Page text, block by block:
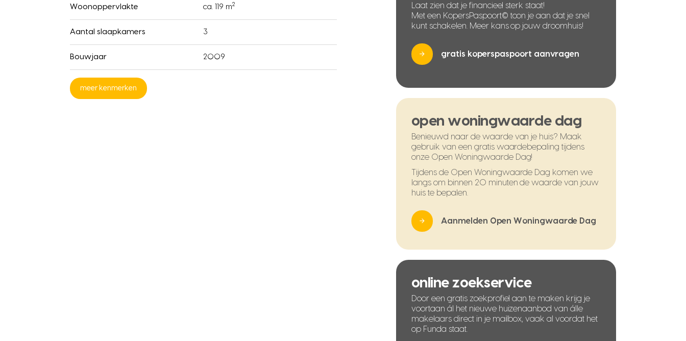
Woonoppervlakte ca. 119 m2
Aantal slaapkamers 3
Bouwjaar 2009
meer kenmerken
Laat zien dat je financieel sterk staat!
Met een KopersPaspoort© toon je aan dat je snel
kunt schakelen. Meer kans op jouw droomhuis!
gratis koperspaspoort aanvragen
open woningwaarde dag
Benieuwd naar de waarde van je huis? Maak
gebruik van een gratis waardebepaling tijdens
onze Open Woningwaarde Dag!
Tijdens de Open Woningwaarde Dag komen we
langs om binnen 20 minuten de waarde van jouw
huis te bepalen.
Aanmelden Open Woningwaarde Dag
online zoekservice
Door een gratis zoekprofiel aan te maken krijg je
voortaan ál het nieuwe huizenaanbod van álle
makelaars direct in je mailbox, vaak al voordat het
op Funda staat.